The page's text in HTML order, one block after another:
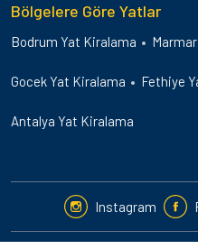
Bölgelere Göre Yatlar
Bodrum Yat Kiralama
Gocek Yat Kiralama Fethiye
Antalya Yat Kiralama
Instagram